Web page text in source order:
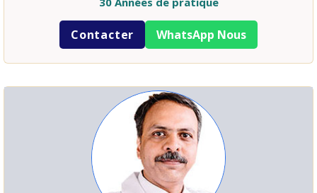
Contacter WhatsApp Nous